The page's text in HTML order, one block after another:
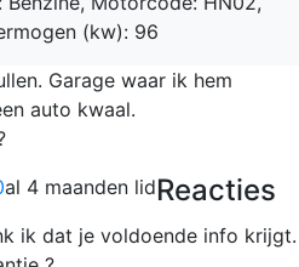
(kw): 96
Garage waar ik hem
auto kwaal.
al 4 maanden lidReacties
ik dat je voldoende info krijgt.